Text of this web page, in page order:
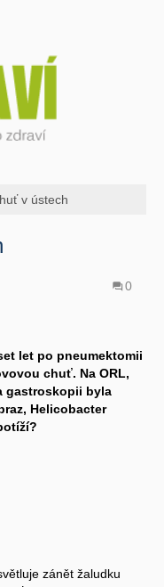
v ústech
0
let po pneumektomii
chuť. Na ORL,
gastroskopii byla
Helicobacter
zánět žaludku